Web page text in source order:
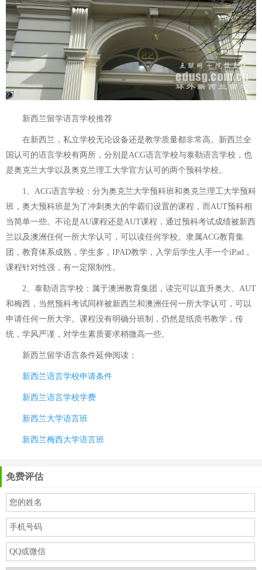
新西兰留学语言学校推荐
在新西兰，私立学校无论设备还是教学质量都非常高。新西兰全
国认可的语言学校有两所，分别是ACG语言学校与泰勒语言学校，也
是奥克兰大学以及奥克兰理工大学官方认可的两个预科学校。
1、ACG语言学校：分为奥克兰大学预科班和奥克兰理工大学预科
班，奥大预科班是为了冲刺奥大的学霸们设置的课程，而AUT预科相
当简单一些。不论是AU课程还是AUT课程，通过预科考试成绩被新西
兰以及澳洲任何一所大学认可，可以读任何学校。隶属ACG教育集
团，教育体系成熟，学生多，IPAD教学，入学后学生人手一个iPad，
课程针对性强，有一定限制性。
2、泰勒语言学校：属于澳洲教育集团，读完可以直升奥大、AUT
和梅西，当然预科考试同样被新西兰和澳洲任何一所大学认可，可以
申请任何一所大学。课程没有明确分班制，仍然是纸质书教学，传
统，学风严谨，对学生素质要求稍微高一些。
新西兰留学语言条件延伸阅读：
新西兰语言学校申请条件
新西兰语言学校学费
新西兰大学语言班
新西兰梅西大学语言班
免费评估